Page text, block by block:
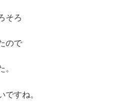
そろ
ので
。
ですね。